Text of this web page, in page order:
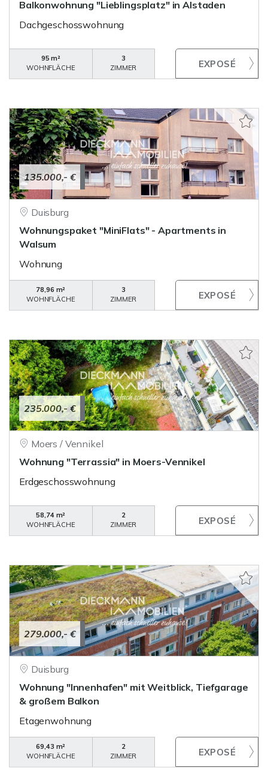
Balkonwohnung "Lieblingsplatz" in Alstaden
Dachgeschosswohnung
95 m²
WOHNFLÄCHE
3
ZIMMER
135.000,- €
Duisburg
Wohnungspaket "MiniFlats" - Apartments in
Walsum
Wohnung
78,96 m²
WOHNFLÄCHE
3
ZIMMER
235.000,- €
Moers / Vennikel
Wohnung "Terrassia" in Moers-Vennikel
Erdgeschosswohnung
58,74 m²
WOHNFLÄCHE
2
ZIMMER
279.000,- €
Duisburg
Wohnung "Innenhafen" mit Weitblick, Tiefgarage
& großem Balkon
Etagenwohnung
69,43 m²
WOHNFLÄCHE
2
ZIMMER